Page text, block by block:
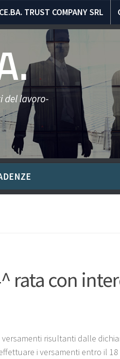
CE.BA. TRUST COMPANY SRL
del lavoro-
rata con
risultanti dalle
i versamenti entro il 18